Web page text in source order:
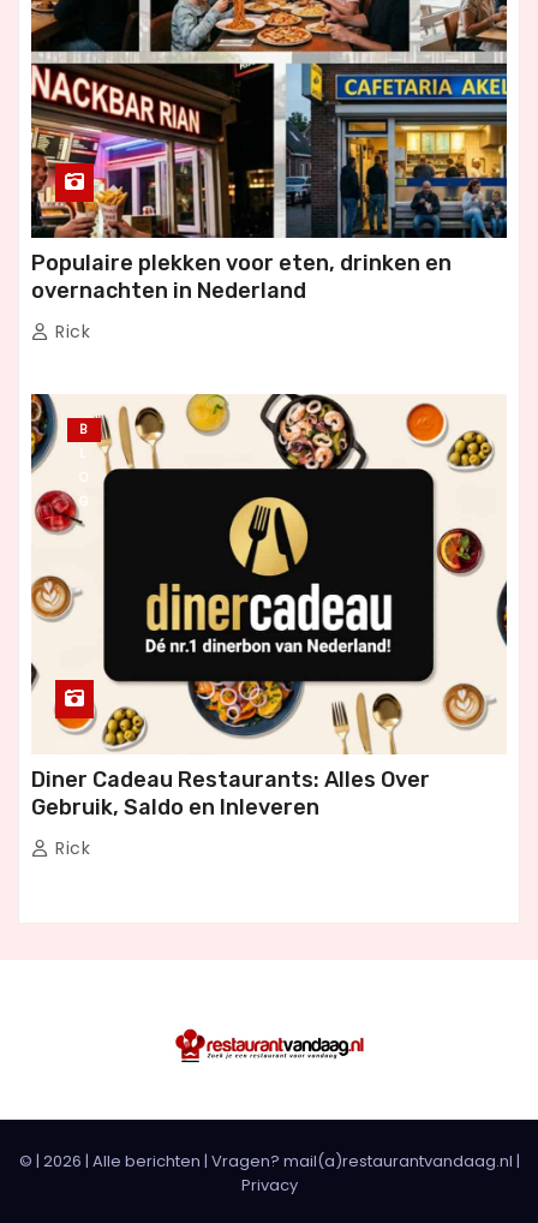
Populaire plekken voor eten, drinken en
overnachten in Nederland
Rick
B
L
O
G
Diner Cadeau Restaurants: Alles Over
Gebruik, Saldo en Inleveren
Rick
© | 2026 | Alle berichten | Vragen? mail(a)restaurantvandaag.nl |
Privacy